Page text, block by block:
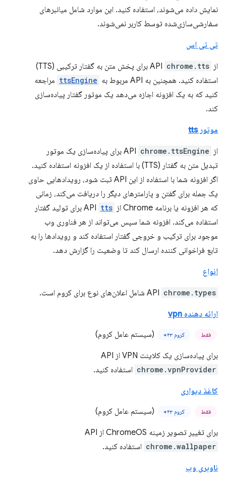
نمایش داده می‌شوند، استفاده کنید. این موارد شامل میانبرهای
سفارشی‌سازی‌شده توسط کاربر نمی‌شوند.
تی تی اس
از API chrome.tts
برای پخش متن به گفتار ترکیبی (TTS)
استفاده کنید. همچنین به API مربوط به
ttsEngine مراجعه
کنید که به یک افزونه اجازه می‌دهد یک موتور گفتار پیاده‌سازی
کند.
موتور tts
از API chrome.ttsEngine
برای پیاده‌سازی یک موتور
تبدیل متن به گفتار (TTS) با استفاده از یک افزونه استفاده کنید.
اگر افزونه شما با استفاده از این API ثبت شود، رویدادهایی حاوی
یک جمله برای گفتن و پارامترهای دیگر را دریافت می‌کند، زمانی
که هر افزونه یا برنامه Chrome از API
tts
برای تولید گفتار
استفاده می‌کند. افزونه شما سپس می‌تواند از هر فناوری وب
موجود برای ترکیب و خروجی گفتار استفاده کند و رویدادها را به
تابع فراخوانی کننده ارسال کند تا وضعیت را گزارش دهد.
انواع
API chrome.types شامل اعلان‌های نوع برای کروم است.
ارائه دهنده vpn
فقط کروم ۴۳+ (سیستم عامل کروم)
برای پیاده‌سازی یک کلاینت VPN از API
chrome.vpnProvider استفاده کنید.
کاغذ دیواری
فقط کروم ۴۳+ (سیستم عامل کروم)
برای تغییر تصویر زمینه ChromeOS از API
chrome.wallpaper استفاده کنید.
ناوبری وب